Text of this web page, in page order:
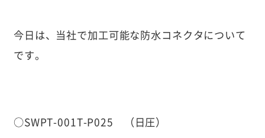
今日は、当社で加工可能な防水コネクタについて
です。
○SWPT-001T-P025 （日圧）